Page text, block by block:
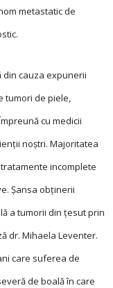
metastatic de
din cauza expunerii
tumori de piele,
cu medicii
noștri. Majoritatea
incomplete
Șansa obținerii
a tumorii din țesut prin
dr. Mihaela Leventer.
care suferea de
de boală în care